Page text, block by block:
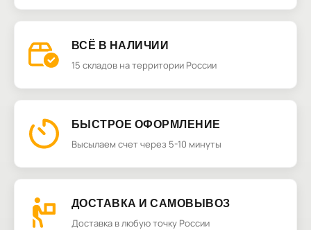
ВСЁ В НАЛИЧИИ
15 складов на территории России
БЫСТРОЕ ОФОРМЛЕНИЕ
Высылаем счет через 5-10 минуты
ДОСТАВКА И САМОВЫВОЗ
Доставка в любую точку России